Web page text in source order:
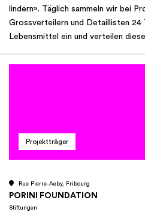
lindern». Täglich sammeln wir bei
Grossverteilern und Detaillisten 24
Lebensmittel ein und verteilen
Obdachlosenheime,
weggeworfen werden. Für das
Verteilen der Lebensmittel setzen
Kühlfahrzeuge ein. Täglich stehen
Helfern, Personen aus
Projektträger
Rue Pierre-Aeby, Fribourg
PORINI FOUNDATION
Stiftungen